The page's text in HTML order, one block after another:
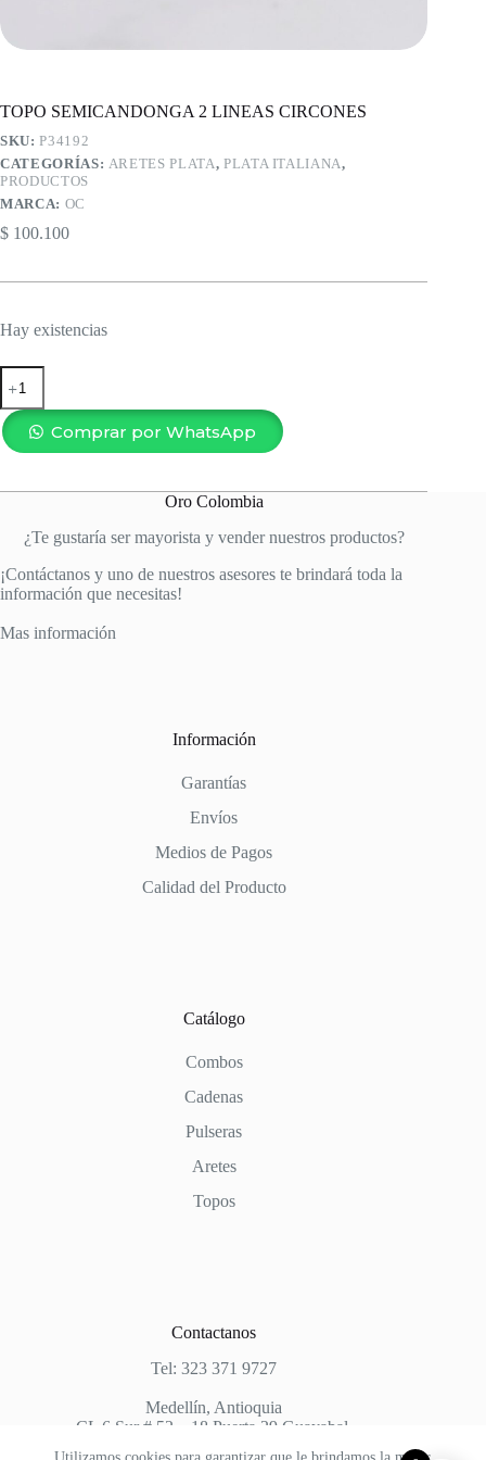
TOPO SEMICANDONGA 2 LINEAS CIRCONES
SKU:P34192
CATEGORÍAS: ARETES PLATA, PLATA ITALIANA,
PRODUCTOS
MARCA: OC
$ 100.100
Hay existencias
TOPO
SEMICANDONGA
2
LINEAS
CIRCONES
Comprar por WhatsApp
Oro Colombia
¿Te gustaría ser mayorista y vender nuestros productos?
¡Contáctanos y uno de nuestros asesores te brindará toda la
información que necesitas!
Mas información
Información
Garantías
Envíos
Medios de Pagos
Calidad del Producto
Catálogo
Combos
Cadenas
Pulseras
Aretes
Topos
Contactanos
Tel: 323 371 9727
Medellín, Antioquia
CL 6 Sur # 52 – 18 Puerta 29 Guayabal.